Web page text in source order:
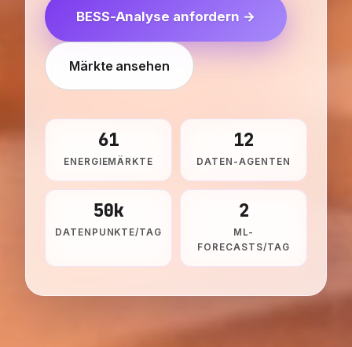
BESS-Analyse anfordern →
Märkte ansehen
61
ENERGIEMÄRKTE
12
DATEN-AGENTEN
50k
DATENPUNKTE/TAG
2
ML-
FORECASTS/TAG